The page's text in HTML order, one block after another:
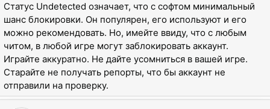
е
м
ч
а
а
Статус Undetected означает, что с софтом минимальный
шанс блокировки. Он популярен, его используют и его
можно рекомендовать. Но, имейте ввиду, что с любым
читом, в любой игре могут заблокировать аккаунт.
Играйте аккуратно. Не дайте усомниться в вашей игре.
Старайте не получать репорты, что бы аккаунт не
отправили на проверку.